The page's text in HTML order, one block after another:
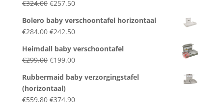
€1,130.00.
€324.00 Original
was:
€324.00.
€257.50Current
is:
€257.50.
Bolero baby verschoontafel horizontaal
€284.00 Original
was:
€284.00.
€242.50Current
is:
€242.50.
Heimdall baby verschoontafel
€299.00 Original
was:
€299.00.
€199.00Current
is:
Rubbermaid baby verzorgingstafel
(horizontaal)
€559.80 Original
€374.90Current